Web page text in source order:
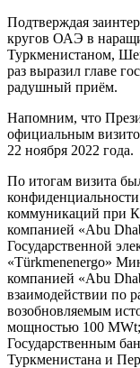
Подтверждая
кругов ОАЭ в
Туркменистаном,
раз выразил главе
радушный приём.
Напомним, что
официальным
22 ноября 2022 года.
По итогам визита
коммуникаций при
компанией «Abu
Государственной
«Türkmenenergo»
компанией «Abu
взаимодействии по
возобновляемым
мощностью 100
Государственным
Туркменистана и